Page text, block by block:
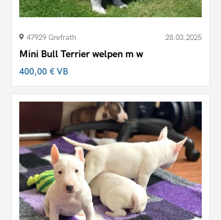
47929 Grefrath 28.03.2025
Mini Bull Terrier welpen m w
400,00 €VB